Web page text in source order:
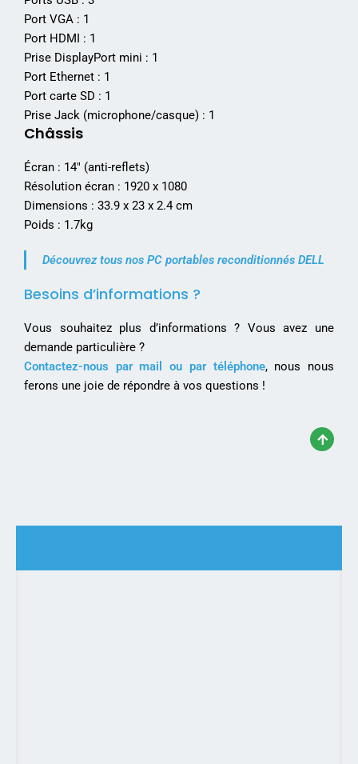
Port VGA : 1
Port HDMI : 1
Prise DisplayPort mini : 1
Port Ethernet : 1
Port carte SD : 1
Prise Jack (microphone/casque) : 1
Châssis
Écran : 14″ (anti-reflets)
Résolution écran : 1920 x 1080
Dimensions : 33.9 x 23 x 2.4 cm
Poids : 1.7kg
Découvrez tous nos PC portables reconditionnés DELL
Besoins d’informations ?
Vous souhaitez plus d’informations ? Vous avez une
demande particulière ?
Contactez-nous par mail ou par téléphone, nous nous
ferons une joie de répondre à vos questions !